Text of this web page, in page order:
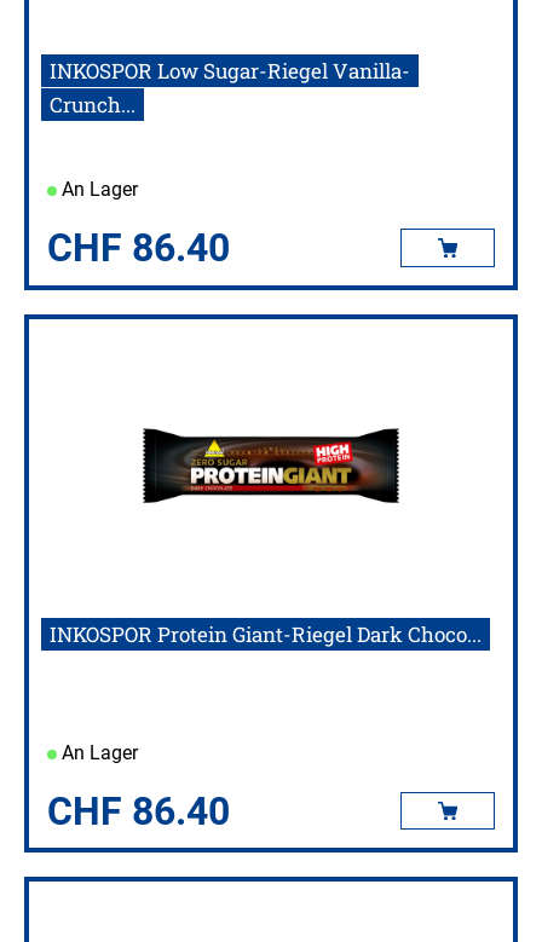
INKOSPOR Low Sugar-Riegel Vanilla-
Crunch...
An Lager
CHF 86.40
INKOSPOR Protein Giant-Riegel Dark Choco...
An Lager
CHF 86.40